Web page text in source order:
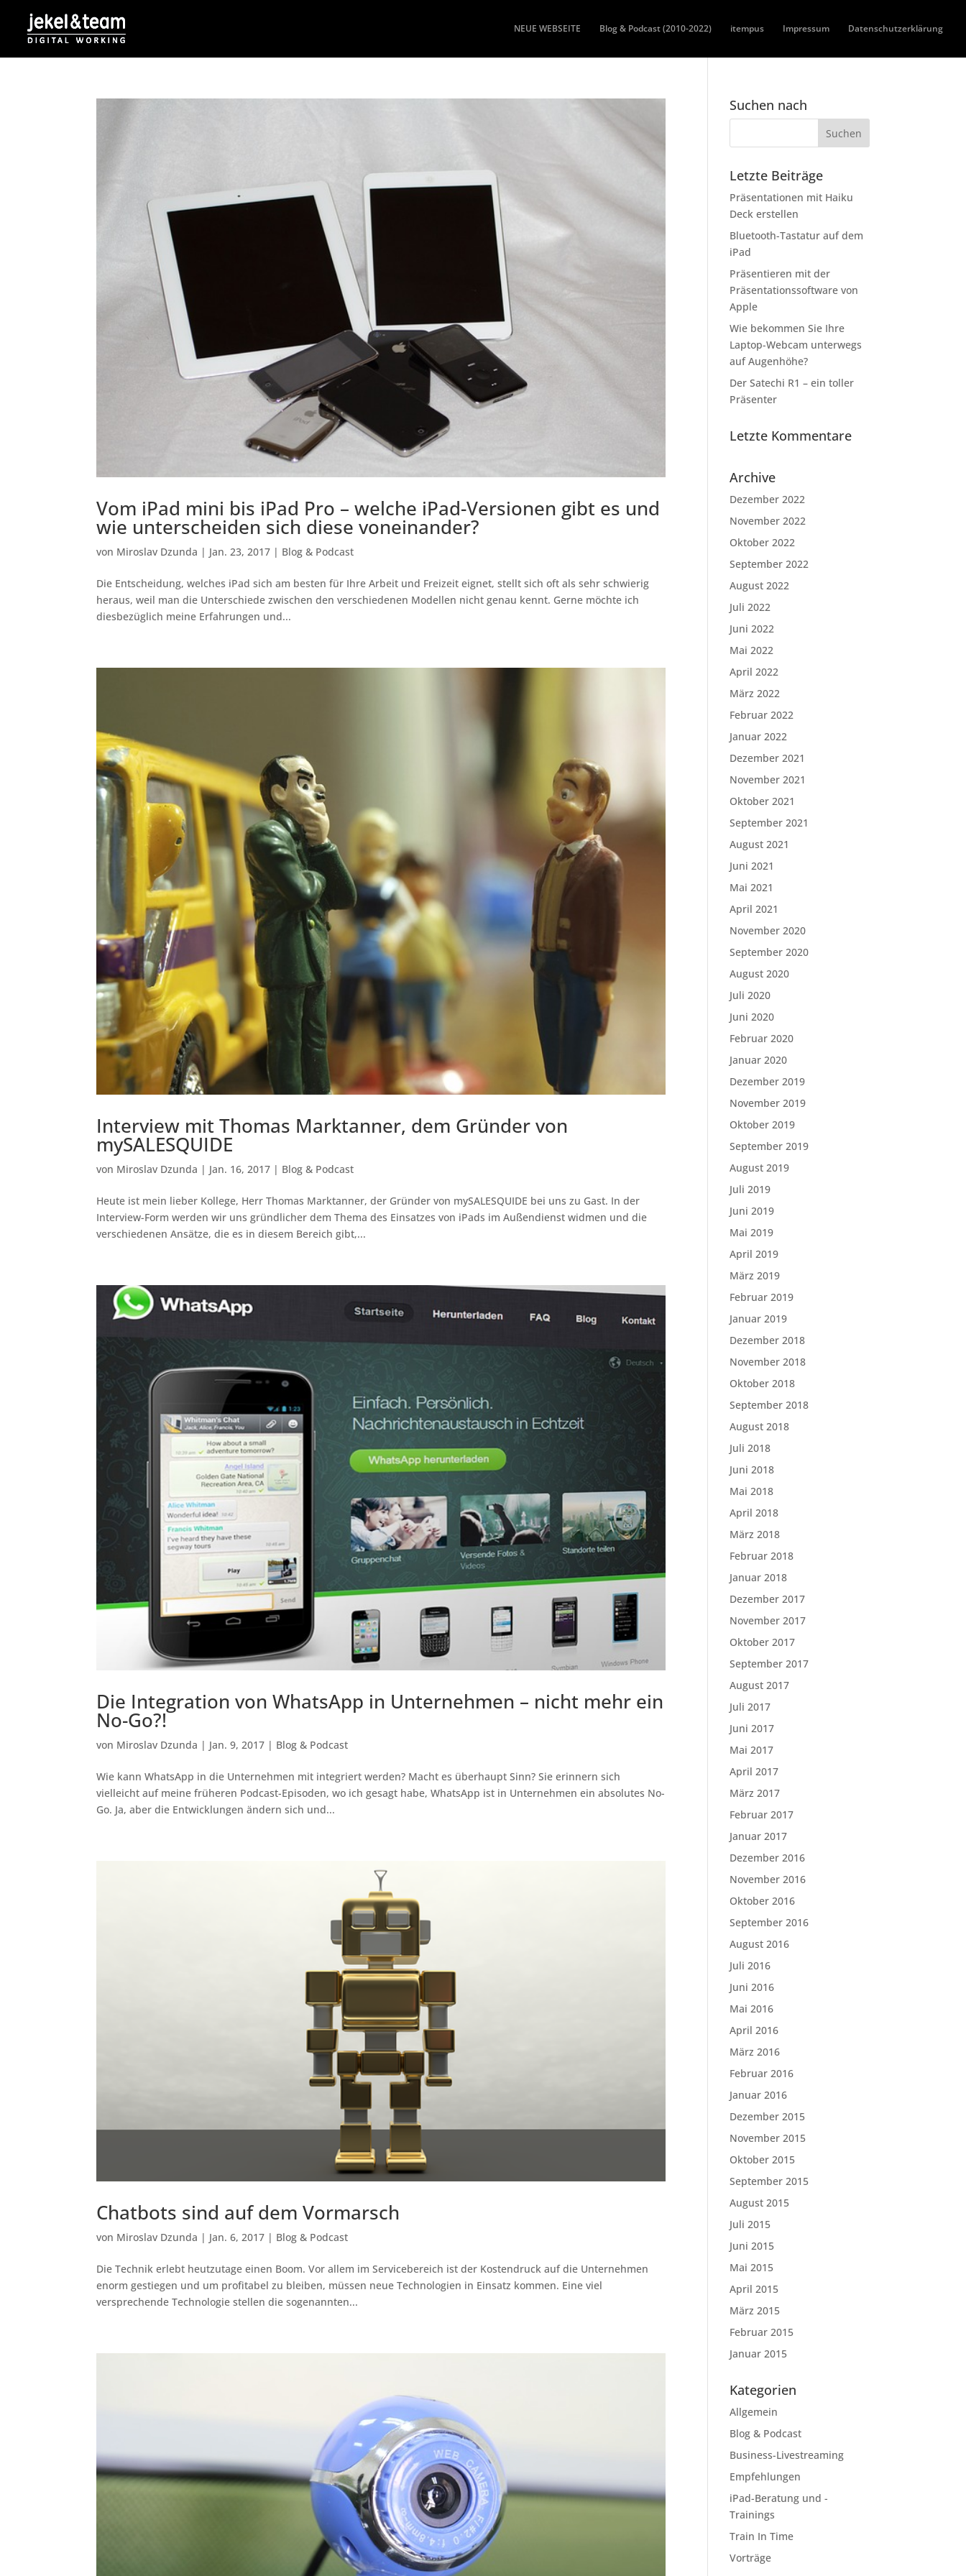
NEUE WEBSEITE Blog & Podcast (2010-2022) itempus Impressum Datenschutzerklärung
Vom iPad mini bis iPad Pro – welche iPad-Versionen gibt es und
wie unterscheiden sich diese voneinander?
von Miroslav Dzunda | Jan. 23, 2017 | Blog & Podcast
Die Entscheidung, welches iPad sich am besten für Ihre Arbeit und Freizeit eignet, stellt sich oft als sehr schwierig
heraus, weil man die Unterschiede zwischen den verschiedenen Modellen nicht genau kennt. Gerne möchte ich
diesbezüglich meine Erfahrungen und...
Interview mit Thomas Marktanner, dem Gründer von
mySALESQUIDE
von Miroslav Dzunda | Jan. 16, 2017 | Blog & Podcast
Heute ist mein lieber Kollege, Herr Thomas Marktanner, der Gründer von mySALESQUIDE bei uns zu Gast. In der
Interview-Form werden wir uns gründlicher dem Thema des Einsatzes von iPads im Außendienst widmen und die
verschiedenen Ansätze, die es in diesem Bereich gibt,...
Die Integration von WhatsApp in Unternehmen – nicht mehr ein
No-Go?!
von Miroslav Dzunda | Jan. 9, 2017 | Blog & Podcast
Wie kann WhatsApp in die Unternehmen mit integriert werden? Macht es überhaupt Sinn? Sie erinnern sich
vielleicht auf meine früheren Podcast-Episoden, wo ich gesagt habe, WhatsApp ist in Unternehmen ein absolutes No-
Go. Ja, aber die Entwicklungen ändern sich und...
Chatbots sind auf dem Vormarsch
von Miroslav Dzunda | Jan. 6, 2017 | Blog & Podcast
Die Technik erlebt heutzutage einen Boom. Vor allem im Servicebereich ist der Kostendruck auf die Unternehmen
enorm gestiegen und um profitabel zu bleiben, müssen neue Technologien in Einsatz kommen. Eine viel
versprechende Technologie stellen die sogenannten...
Suchen nach
Letzte Beiträge
Präsentationen mit Haiku
Deck erstellen
Bluetooth-Tastatur auf dem
iPad
Präsentieren mit der
Präsentationssoftware von
Apple
Wie bekommen Sie Ihre
Laptop-Webcam unterwegs
auf Augenhöhe?
Der Satechi R1 – ein toller
Präsenter
Letzte Kommentare
Archive
Dezember 2022
November 2022
Oktober 2022
September 2022
August 2022
Juli 2022
Juni 2022
Mai 2022
April 2022
März 2022
Februar 2022
Januar 2022
Dezember 2021
November 2021
Oktober 2021
September 2021
August 2021
Juni 2021
Mai 2021
April 2021
November 2020
September 2020
August 2020
Juli 2020
Juni 2020
Februar 2020
Januar 2020
Dezember 2019
November 2019
Oktober 2019
September 2019
August 2019
Juli 2019
Juni 2019
Mai 2019
April 2019
März 2019
Februar 2019
Januar 2019
Dezember 2018
November 2018
Oktober 2018
September 2018
August 2018
Juli 2018
Juni 2018
Mai 2018
April 2018
März 2018
Februar 2018
Januar 2018
Dezember 2017
November 2017
Oktober 2017
September 2017
August 2017
Juli 2017
Juni 2017
Mai 2017
April 2017
März 2017
Februar 2017
Januar 2017
Dezember 2016
November 2016
Oktober 2016
September 2016
August 2016
Juli 2016
Juni 2016
Mai 2016
April 2016
März 2016
Februar 2016
Januar 2016
Dezember 2015
November 2015
Oktober 2015
September 2015
August 2015
Juli 2015
Juni 2015
Mai 2015
April 2015
März 2015
Februar 2015
Januar 2015
Kategorien
Allgemein
Blog & Podcast
Business-Livestreaming
Empfehlungen
iPad-Beratung und -
Trainings
Train In Time
Vorträge